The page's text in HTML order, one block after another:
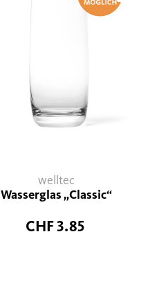
welltec
Wasserglas „Classic“
CHF 3.85